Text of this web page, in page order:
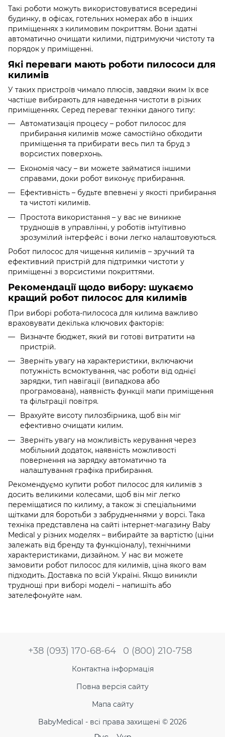
Такі роботи можуть використовуватися всередині
будинку, в офісах, готельних номерах або в інших
приміщеннях з килимовим покриттям. Вони здатні
автоматично очищати килими, підтримуючи чистоту та
порядок у приміщенні.
Які переваги мають роботи пилососи для
килимів
У таких пристроїв чимало плюсів, завдяки яким їх все
частіше вибирають для наведення чистоти в різних
приміщеннях. Серед переваг техніки даного типу:
Автоматизація процесу – робот пилосос для
прибирання килимів може самостійно обходити
приміщення та прибирати весь пил та бруд з
ворсистих поверхонь.
Економія часу – ви можете займатися іншими
справами, доки робот виконує прибирання.
Ефективність – будьте впевнені у якості прибирання
та чистоті килимів.
Простота використання – у вас не виникне
труднощів в управлінні, у роботів інтуїтивно
зрозумілий інтерфейс і вони легко налаштовуються.
Робот пилосос для чищення килимів – зручний та
ефективний пристрій для підтримки чистоти у
приміщенні з ворсистими покриттями.
Рекомендації щодо вибору: шукаємо
кращий робот пилосос для килимів
При виборі робота-пилососа для килима важливо
враховувати декілька ключових факторів:
Визначте бюджет, який ви готові витратити на
пристрій.
Зверніть увагу на характеристики, включаючи
потужність всмоктування, час роботи від однієї
зарядки, тип навігації (випадкова або
програмована), наявність функції мапи приміщення
та фільтрації повітря.
Врахуйте висоту пилозбірника, щоб він міг
ефективно очищати килим.
Зверніть увагу на можливість керування через
мобільний додаток, наявність можливості
повернення на зарядку автоматично та
налаштування графіка прибирання.
Рекомендуємо купити робот пилосос для килимів з
досить великими колесами, щоб він міг легко
переміщатися по килиму, а також зі спеціальними
щітками для боротьби з забрудненнями у ворсі. Така
техніка представлена ​​на сайті інтернет-магазину Baby
Medical у різних моделях – вибирайте за вартістю (ціни
залежать від бренду та функціоналу), технічними
характеристиками, дизайном. У нас ви можете
замовити робот пилосос для килимів, ціна якого вам
підходить. Доставка по всій Україні. Якщо виникли
труднощі при виборі моделі – напишіть або
зателефонуйте нам.
+38 (093) 170-68-64 0 (800) 210-758
Контактна інформація
Повна версія сайту
Мапа сайту
BabyMedical - всі права захищені © 2026